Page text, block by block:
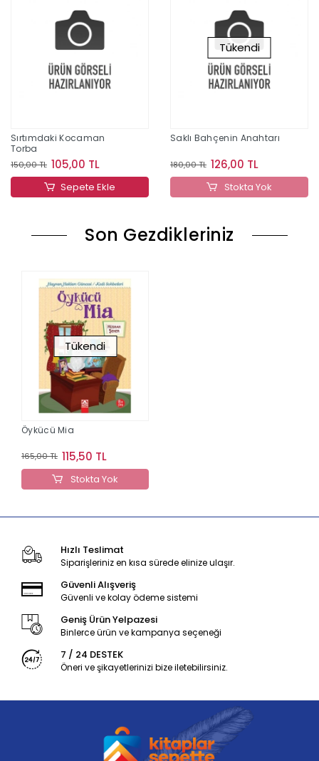
Sırtımdaki Kocaman
Torba
150,00 TL 105,00 TL
Sepete Ekle
Tükendi
Saklı Bahçenin Anahtarı
180,00 TL 126,00 TL
Stokta Yok
Son Gezdikleriniz
Tükendi
Öykücü Mia
165,00 TL 115,50 TL
Stokta Yok
Hızlı Teslimat
Siparişleriniz en kısa sürede elinize ulaşır.
Güvenli Alışveriş
Güvenli ve kolay ödeme sistemi
Geniş Ürün Yelpazesi
Binlerce ürün ve kampanya seçeneği
7 / 24 DESTEK
Öneri ve şikayetlerinizi bize iletebilirsiniz.